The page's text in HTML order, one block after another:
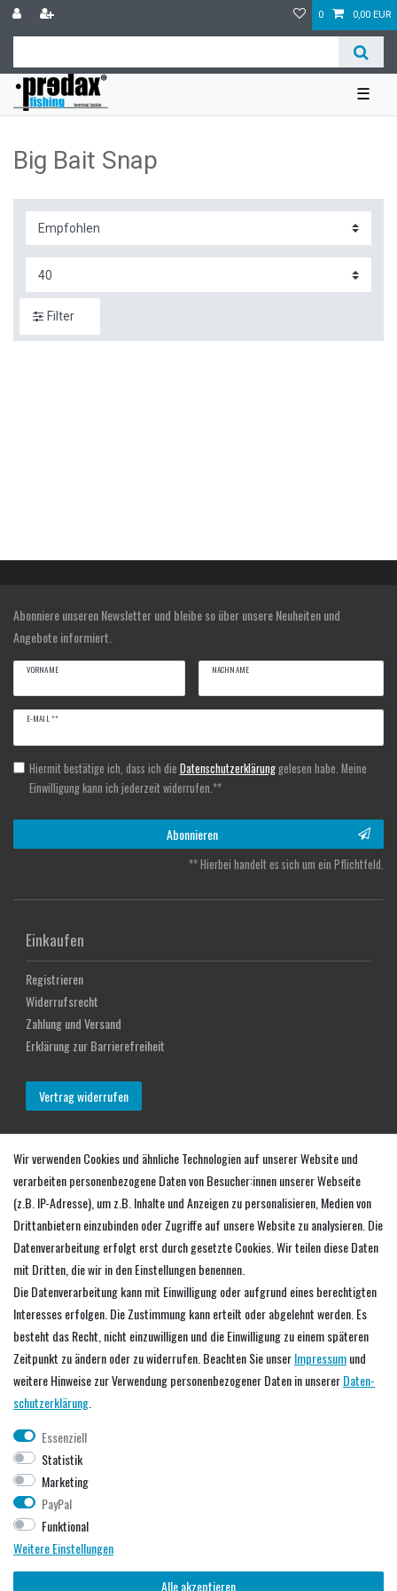
0 0,00 EUR
☰
Big Bait Snap
Filter
Abonniere unseren Newsletter und bleibe so über unsere Neuheiten und
Angebote informiert.
VORNAME NACHNAME
E-MAIL **
Newsletter
Honig
Hiermit bestätige ich, dass ich die Daten­schutz­erklärunggelesen habe. Meine
Einwilligung kann ich jederzeit widerrufen.**
Abonnieren
** Hierbei handelt es sich um ein Pflichtfeld.
Einkaufen
Registrieren
Widerrufsrecht
Zahlung und Versand
Erklärung zur Barrierefreiheit
Vertrag widerrufen
Login
Warenkorb
Zur Kasse
Service
Händler werden
Downloads
Predax Blog
Unternehmen
Über uns
Datenschutzerklärung
AGB
Impressum
Wir verwenden Cookies und ähnliche Technologien auf unserer Website und
verarbeiten personenbezogene Daten von Besucher:innen unserer Webseite
(z.B. IP-Adresse), um z.B. Inhalte und Anzeigen zu personalisieren, Medien von
Drittanbietern einzubinden oder Zugriffe auf unsere Website zu analysieren. Die
Datenverarbeitung erfolgt erst durch gesetzte Cookies. Wir teilen diese Daten
mit Dritten, die wir in den Einstellungen benennen.
Die Datenverarbeitung kann mit Einwilligung oder aufgrund eines berechtigten
Interesses erfolgen. Die Zustimmung kann erteilt oder abgelehnt werden. Es
besteht das Recht, nicht einzuwilligen und die Einwilligung zu einem späteren
Zeitpunkt zu ändern oder zu widerrufen. Beachten Sie unserImpressumund
weitere Hinweise zur Verwendung personenbezogener Daten in unsererDaten­
schutz­erklärung
Essenziell
Statistik
Marketing
PayPal
Funktional
Weitere Einstellungen
Alle akzeptieren